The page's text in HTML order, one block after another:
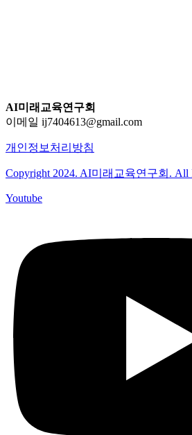
AI미래교육연구회
이메일 ij7404613@gmail.com
개인정보처리방침
Copyright 2024. AI미래교육연구회. All
Youtube